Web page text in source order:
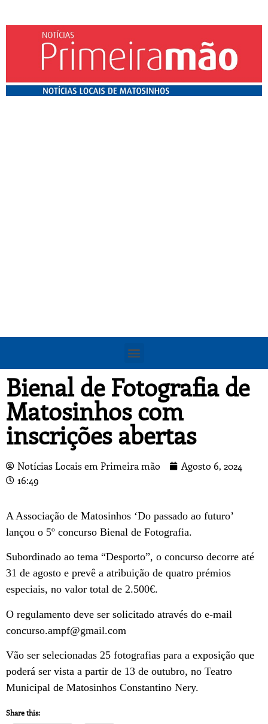
Bienal de Fotografia de
Matosinhos com
inscrições abertas
Notícias Locais em Primeira mão
Agosto 6, 2024
16:49
A Associação de Matosinhos ‘Do passado ao futuro’
lançou o 5º concurso Bienal de Fotografia.
Subordinado ao tema “Desporto”, o concurso decorre até
31 de agosto e prevê a atribuição de quatro prémios
especiais, no valor total de 2.500€.
O regulamento deve ser solicitado através do e-mail
concurso.ampf@gmail.com
Vão ser selecionadas 25 fotografias para a exposição que
poderá ser vista a partir de 13 de outubro, no Teatro
Municipal de Matosinhos Constantino Nery.
Share this: